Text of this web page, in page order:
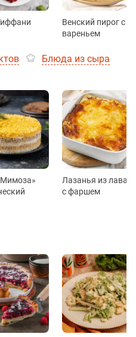
Венский пирог с
вареньем
Блюда из сыра
Лазанья из
с фаршем